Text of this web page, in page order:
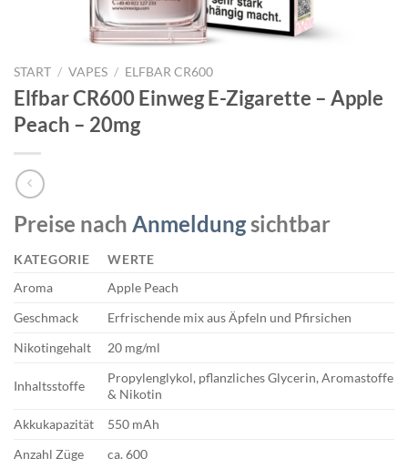
START / VAPES / ELFBAR CR600
Elfbar CR600 Einweg E-Zigarette – Apple
Peach – 20mg
Preise nach Anmeldungsichtbar
KATEGORIE
WERTE
Aroma
Apple Peach
Geschmack
Erfrischende mix aus Äpfeln und Pfirsichen
Nikotingehalt
20 mg/ml
Inhaltsstoffe
Propylenglykol, pflanzliches Glycerin, Aromastoffe
& Nikotin
Akkukapazität
550 mAh
Anzahl Züge
ca. 600